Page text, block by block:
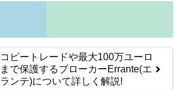
コピートレードや最大100万ユーロ
まで保護するブローカーErrante(エ
ランテ)について詳しく解説!